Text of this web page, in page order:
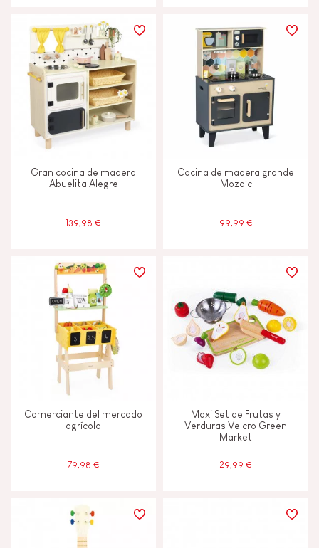
Campanilla o cascabel
Luz
Magnetico
Tinta vegetal
EDADES
2 - 3 años
4-5 4 - 5 años
Menos de 2 años
Gran cocina de madera
Abuelita Alegre
139,98 €
Cocina de madera grande
Mozaïc
99,99 €
Comerciante del mercado
agrícola
79,98 €
Maxi Set de Frutas y
Verduras Velcro Green
Market
29,99 €